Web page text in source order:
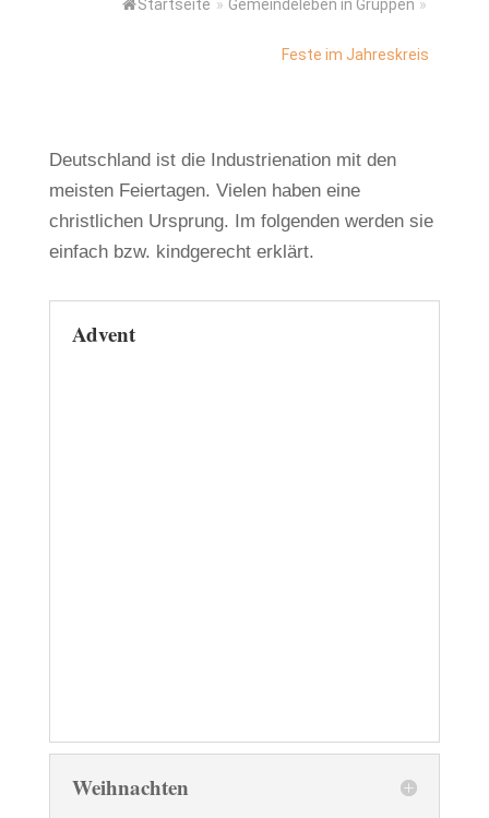
Startseite » Gemeindeleben in Gruppen »
Feste im Jahreskreis
Deutschland ist die Industrienation mit den
meisten Feiertagen. Vielen haben eine
christlichen Ursprung. Im folgenden werden sie
einfach bzw. kindgerecht erklärt.
Advent
Weihnachten